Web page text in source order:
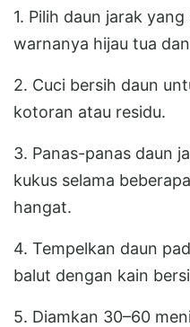
1. Pilih daun jarak
warnanya hijau tua
2. Cuci bersih daun
kotoran atau residu.
3. Panas-panas daun
kukus selama
hangat.
4. Tempelkan daun
balut dengan kain
5. Diamkan 30–60